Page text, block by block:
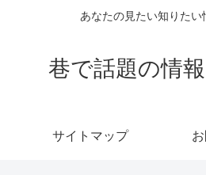
あなたの見たい知りたい
巷で話題の情
サイトマップ